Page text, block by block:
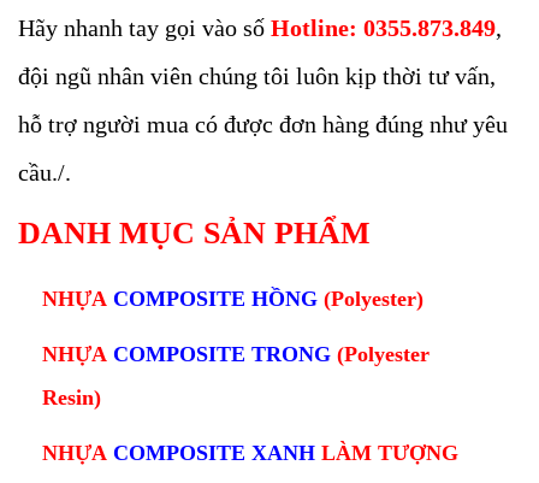
Hãy nhanh tay gọi vào số Hotline: 0355.873.849,
đội ngũ nhân viên chúng tôi luôn kịp thời tư vấn,
hỗ trợ người mua có được đơn hàng đúng như yêu
cầu./.
DANH MỤC SẢN PHẨM
NHỰA COMPOSITE HỒNG (Polyester)
NHỰA COMPOSITE TRONG (Polyester
Resin)
NHỰA COMPOSITE XANH LÀM TƯỢNG